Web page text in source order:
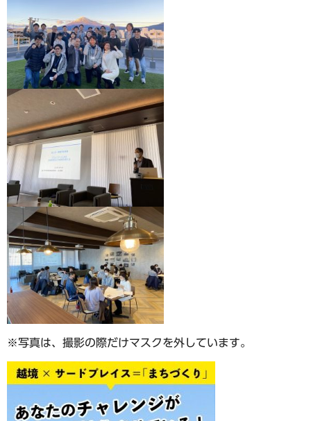
※写真は、撮影の際だけマスクを外しています。